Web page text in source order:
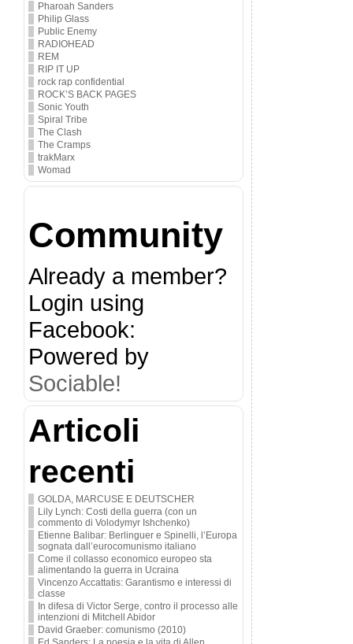
Pharoah Sanders
Philip Glass
Public Enemy
RADIOHEAD
REM
RIP IT UP
rock rap confidential
ROCK’S BACK PAGES
Sonic Youth
Spiral Tribe
The Clash
The Cramps
trakMarx
Womad
Community
Already a member?
Login using
Facebook:
Powered by
Sociable!
Articoli
recenti
GOLDA, MARCUSE E DEUTSCHER
Lily Lynch: Costi della guerra (con un
commento di Volodymyr Ishchenko)
Etienne Balibar: Berlinguer e Spinelli, l’Europa
sognata dall’eurocomunismo italiano
Come il collasso economico europeo sta
alimentando la guerra in Ucraina
Vincenzo Accattatis: Garantismo e interessi di
classe
In difesa di Victor Serge, contro il processo alle
intenzioni di Mitchell Abidor
David Graeber: comunismo (2010)